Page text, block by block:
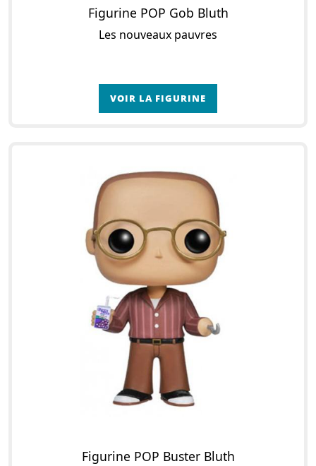
Figurine POP Gob Bluth
Les nouveaux pauvres
VOIR LA FIGURINE
Figurine POP Buster Bluth